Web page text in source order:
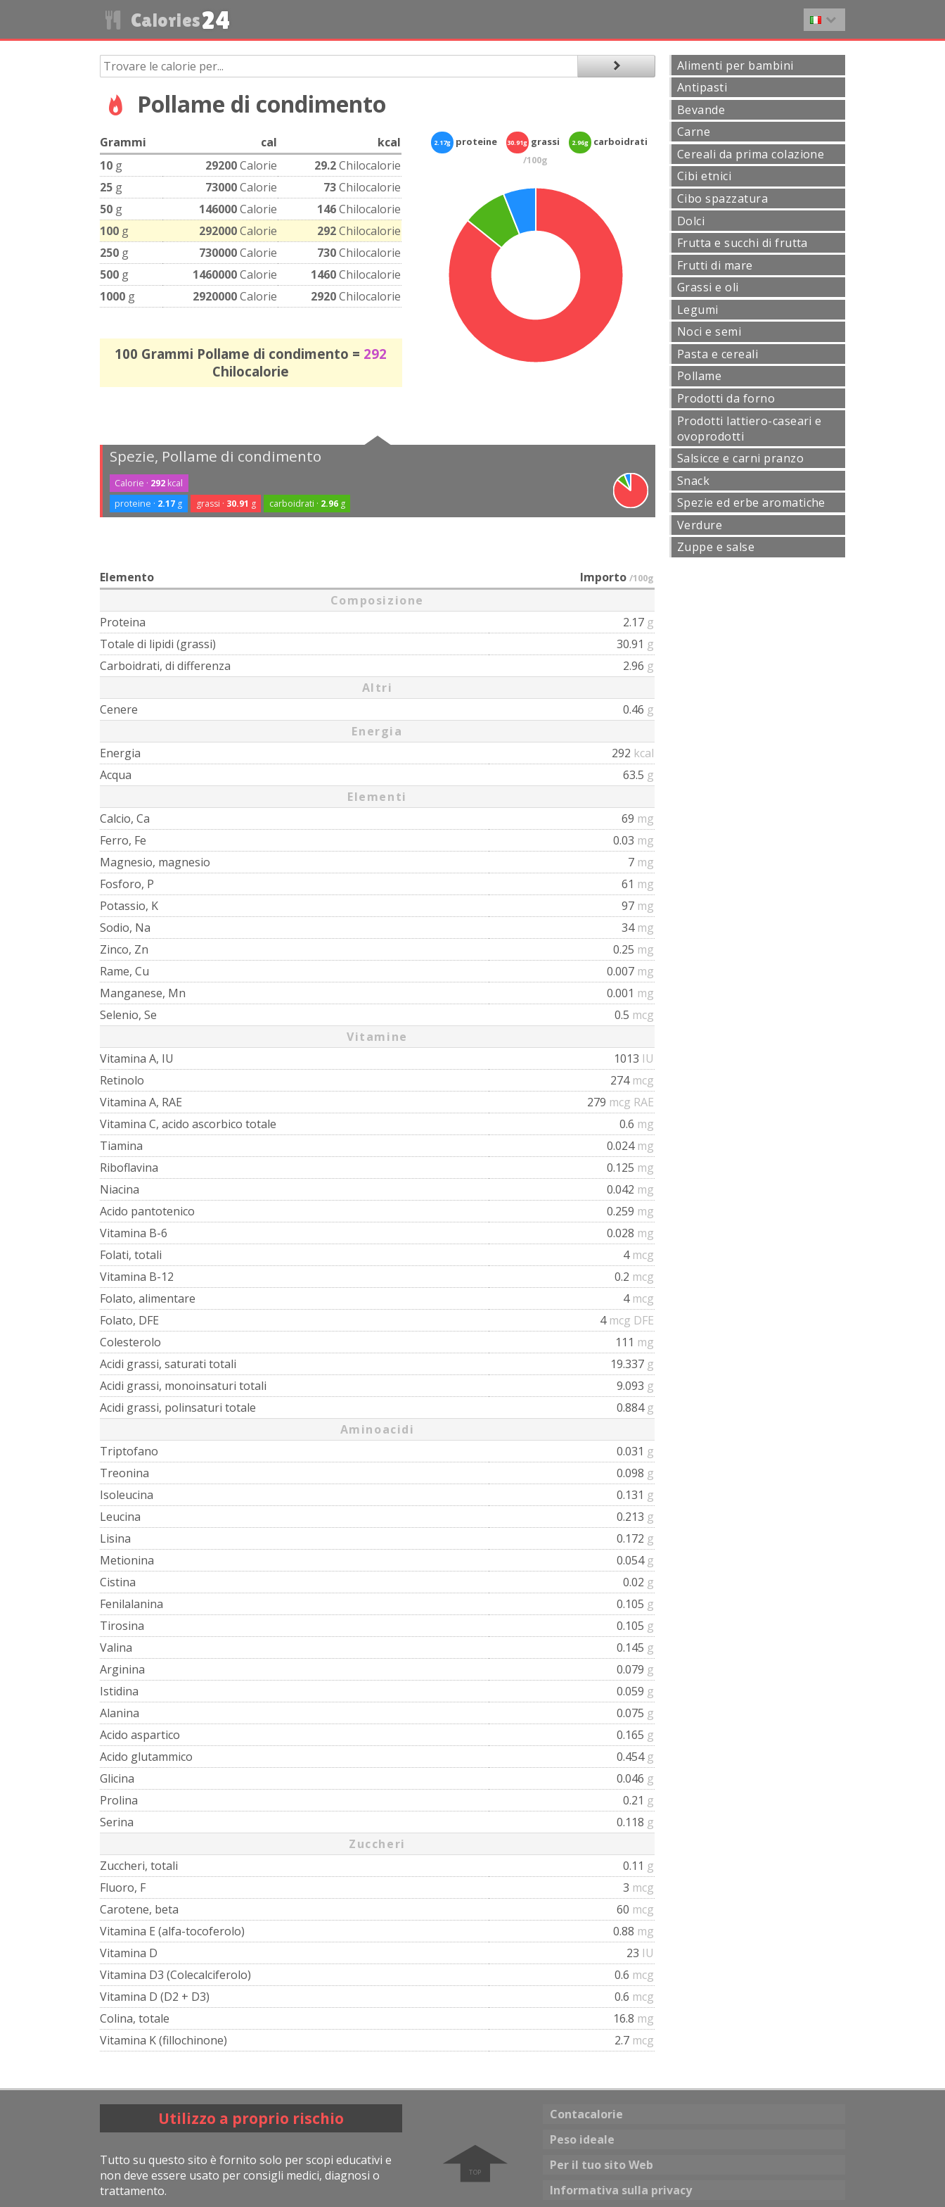
Calories24
Pollame di condimento
Grammi cal
kcal
10 g 29200Calorie 29.2Chilocalorie
25 g 73000Calorie 73Chilocalorie
50 g 146000Calorie 146Chilocalorie
100 g 292000Calorie 292Chilocalorie
250 g 730000Calorie 730Chilocalorie
500 g 1460000Calorie 1460Chilocalorie
1000 g 2920000Calorie 2920Chilocalorie
100 Grammi Pollame di condimento = 292
Chilocalorie
2.17g proteine 30.91g grassi 2.96g
carboidrati
/100g
Spezie, Pollame di condimento
Calorie · 292 kcal
proteine · 2.17 g grassi · 30.91 g carboidrati · 2.96g
Elemento Importo /100g
Composizione
Proteina
2.17 g
Totale di lipidi (grassi)
30.91 g
Carboidrati, di differenza
2.96 g
Altri
Cenere
0.46 g
Energia
Energia
292 kcal
Acqua
63.5 g
Elementi
Calcio, Ca
69 mg
Ferro, Fe
0.03 mg
Magnesio, magnesio
7 mg
Fosforo, P
61 mg
Potassio, K
97 mg
Sodio, Na
34 mg
Zinco, Zn
0.25 mg
Rame, Cu
0.007 mg
Manganese, Mn
0.001 mg
Selenio, Se
0.5 mcg
Vitamine
Vitamina A, IU
1013 IU
Retinolo
274 mcg
Vitamina A, RAE
279 mcg RAE
Vitamina C, acido ascorbico totale
0.6 mg
Tiamina
0.024 mg
Riboflavina
0.125 mg
Niacina
0.042 mg
Acido pantotenico
0.259 mg
Vitamina B-6
0.028 mg
Folati, totali
4 mcg
Vitamina B-12
0.2 mcg
Folato, alimentare
4 mcg
Folato, DFE
4 mcg DFE
Colesterolo
111 mg
Acidi grassi, saturati totali
19.337 g
Acidi grassi, monoinsaturi totali
9.093 g
Acidi grassi, polinsaturi totale
0.884 g
Aminoacidi
Triptofano
0.031 g
Treonina
0.098 g
Isoleucina
0.131 g
Leucina
0.213 g
Lisina
0.172 g
Metionina
0.054 g
Cistina
0.02 g
Fenilalanina
0.105 g
Tirosina
0.105 g
Valina
0.145 g
Arginina
0.079 g
Istidina
0.059 g
Alanina
0.075 g
Acido aspartico
0.165 g
Acido glutammico
0.454 g
Glicina
0.046 g
Prolina
0.21 g
Serina
0.118 g
Zuccheri
Zuccheri, totali
0.11 g
Fluoro, F
3 mcg
Carotene, beta
60 mcg
Vitamina E (alfa-tocoferolo)
0.88 mg
Vitamina D
23 IU
Vitamina D3 (Colecalciferolo)
0.6 mcg
Vitamina D (D2 + D3)
0.6 mcg
Colina, totale
16.8 mg
Vitamina K (fillochinone)
2.7 mcg
Alimenti per bambini
Antipasti
Bevande
Carne
Cereali da prima colazione
Cibi etnici
Cibo spazzatura
Dolci
Frutta e succhi di frutta
Frutti di mare
Grassi e oli
Legumi
Noci e semi
Pasta e cereali
Pollame
Prodotti da forno
Prodotti lattiero-caseari e
ovoprodotti
Salsicce e carni pranzo
Snack
Spezie ed erbe aromatiche
Verdure
Zuppe e salse
Utilizzo a proprio rischio
Tutto su questo sito è fornito solo per scopi educativi e
non deve essere usato per consigli medici, diagnosi o
trattamento.
➧
Contacalorie
Peso ideale
Per il tuo sito Web
Informativa sulla privacy